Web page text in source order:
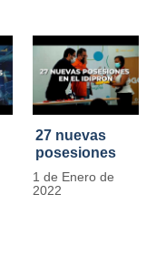
27 nuevas
posesiones
en el IDIPRON
1 de Enero de
2022